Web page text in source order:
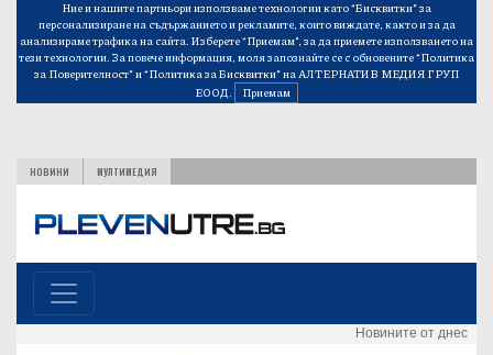
Ние и нашите партньори използваме технологии като “Бисквитки” за
персонализиране на съдържанието и рекламите, които виждате, както и за да
анализираме трафика на сайта. Изберете “Приемам”, за да приемете използването на
тези технологии. За повече информация, моля запознайте се с обновените“Политика
за Поверителност”и“Политика за Бисквитки”на АЛТЕРНАТИВ МЕДИЯ ГРУП
ЕООД.
Приемам
НОВИНИ МУЛТИМЕДИЯ
Новините от днес